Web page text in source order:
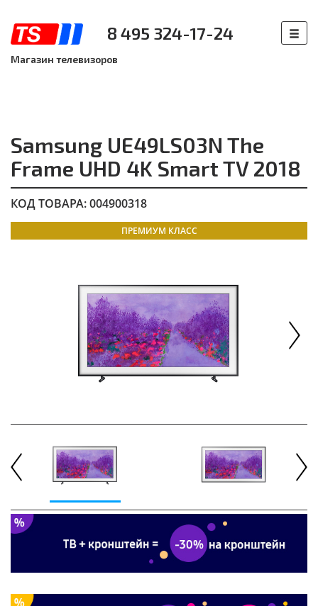
8 495 324-17-24
Магазин телевизоров
Samsung UE49LS03N The
Frame UHD 4K Smart TV 2018
КОД ТОВАРА: 004900318
ПРЕМИУМ КЛАСС